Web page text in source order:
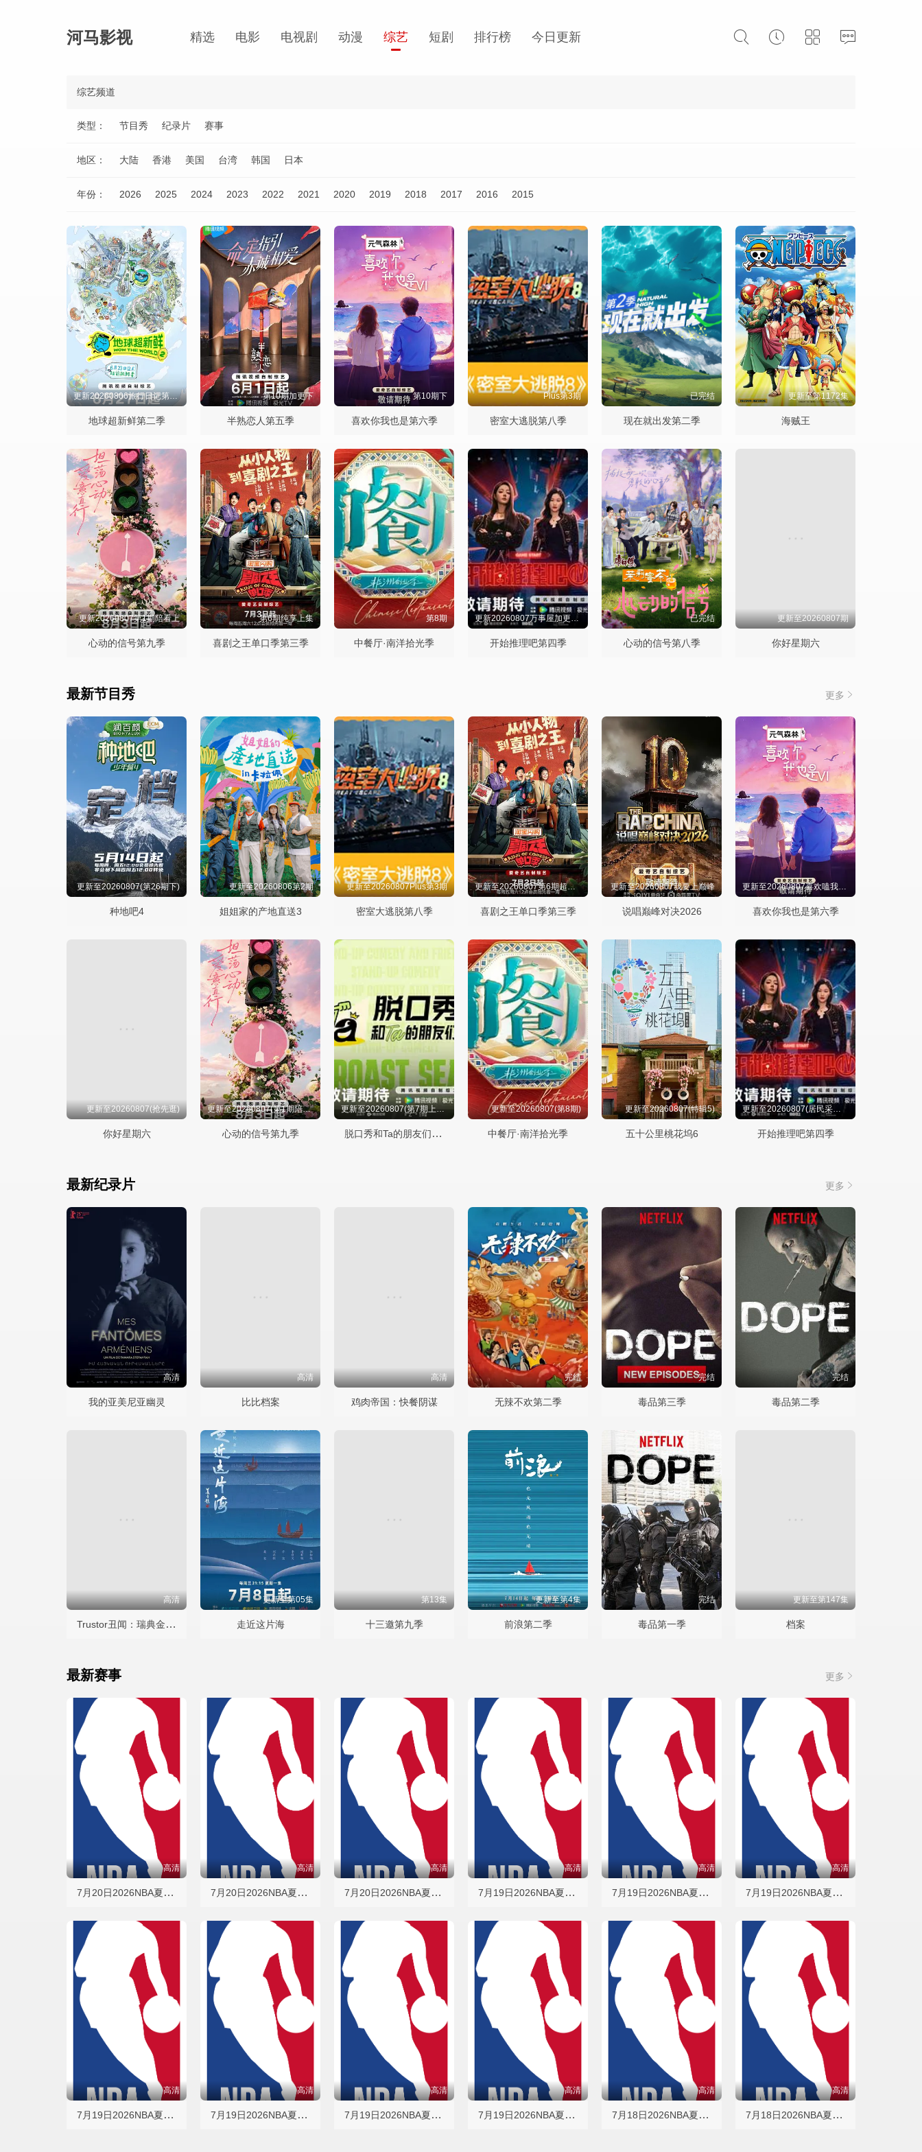
河马影视 精选 电影 电视剧 动漫 综艺 短剧 排行榜 今日更新
综艺频道
类型： 节目秀 纪录片 赛事
地区： 大陆 香港 美国 台湾 韩国 日本
年份： 2026 2025 2024 2023 2022 2021 2020 2019 2018 2017 2016 2015
更新20260806旅行日记第6期
地球超新鲜第二季
第10期加更下
半熟恋人第五季
第10期下
喜欢你我也是第六季
Plus第3期
密室大逃脱第八季
已完结
现在就出发第二季
更新至第1172集
海贼王
更新20260807第1期陪看上
心动的信号第九季
第6期纯享上集
喜剧之王单口季第三季
第8期
中餐厅·南洋拾光季
更新20260807万事屋加更第9期
开始推理吧第四季
已完结
心动的信号第八季
更新至20260807期
你好星期六
更多
最新节目秀
更新至20260807(第26期下)
种地吧4
更新至20260806第2期
姐姐家的产地直送3
更新至20260807Plus第3期
密室大逃脱第八季
更新至20260807第6期超长抢先
喜剧之王单口季第三季
更新至20260807我要上巅峰
说唱巅峰对决2026 喜欢你我也是第六季
更新至20260807(抢先逛)
你好星期六
更新至20260807(第1期陪看上)
心动的信号第九季
更新至20260807(第7期上纯享)
脱口秀和Ta的朋友们第三季
更新至20260807(第8期)
中餐厅·南洋拾光季
更新至20260807(特辑5)
五十公里桃花坞6
更新至20260807(居民采访第9期)
开始推理吧第四季
更多
最新纪录片
高清
我的亚美尼亚幽灵
高清
比比档案
高清
鸡肉帝国：快餐阴谋
完结
无辣不欢第二季
完结
毒品第三季
完结
毒品第二季
高清
Trustor丑闻：瑞典金融案内幕
更新至第05集
走近这片海
第13集
十三邀第九季
更新至第4集
前浪第二季
完结
毒品第一季
更新至第147集
档案
更多
最新赛事
高清
7月20日2026NBA夏季联赛 勇士VS灰熊
高清
7月20日2026NBA夏季联赛 掘金VS猛龙
高清
7月20日2026NBA夏季联赛 篮网VS雷霆
高清
7月19日2026NBA夏季联赛 76人VS雄鹿
高清
7月19日2026NBA夏季联赛 凯尔特人VS魔术
高清
7月19日2026NBA夏季联赛 勇士VS湖人
高清
7月19日2026NBA夏季联赛 步行者VS鹈鹕
高清
7月19日2026NBA夏季联赛 火箭VS灰熊
高清
7月19日2026NBA夏季联赛 老鹰VS奇才
高清
7月19日2026NBA夏季联赛 马刺VS太阳
高清
7月18日2026NBA夏季联赛 公牛VS骑士
高清
7月18日2026NBA夏季联赛 国王VS黄蜂